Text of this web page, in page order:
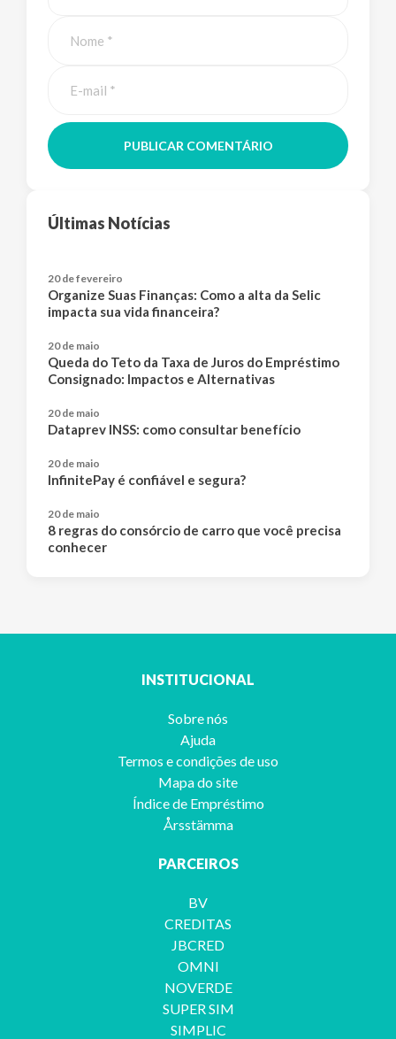
PUBLICAR COMENTÁRIO
Últimas Notícias
20 de fevereiro
Organize Suas Finanças: Como a alta da Selic
impacta sua vida financeira?
20 de maio
Queda do Teto da Taxa de Juros do Empréstimo
Consignado: Impactos e Alternativas
20 de maio
Dataprev INSS: como consultar benefício
20 de maio
InfinitePay é confiável e segura?
20 de maio
8 regras do consórcio de carro que você precisa
conhecer
INSTITUCIONAL
Sobre nós
Ajuda
Termos e condições de uso
Mapa do site
Índice de Empréstimo
Årsstämma
PARCEIROS
BV
CREDITAS
JBCRED
OMNI
NOVERDE
SUPER SIM
SIMPLIC